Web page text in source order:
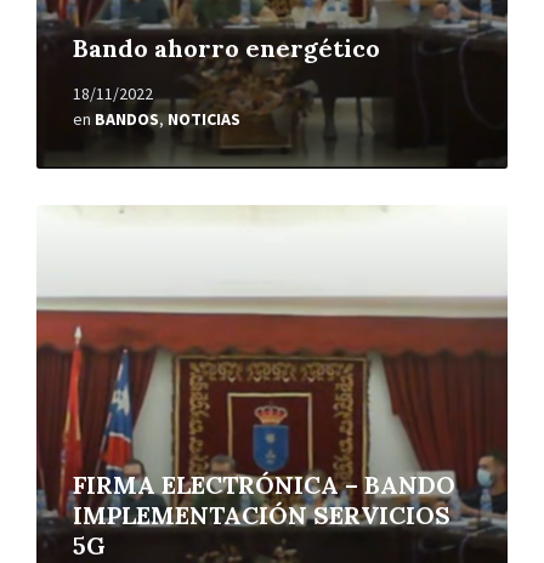
Bando ahorro energético
18/11/2022
en BANDOS, NOTICIAS
FIRMA ELECTRÓNICA – BANDO
IMPLEMENTACIÓN SERVICIOS
5G